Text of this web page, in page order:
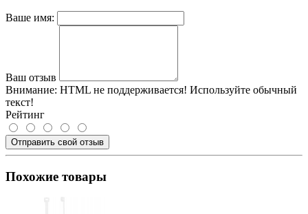
Ваше имя:
Ваш отзыв
Внимание: HTML не поддерживается! Используйте обычный
текст!
Рейтинг
Отправить свой отзыв
Похожие товары